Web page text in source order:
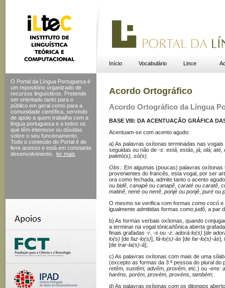
Início Vocabulário Lince
O Portal da Língua Portuguesa é
um repositório organizado de
recursos linguísticos. Pretende
ser orientado tanto para o
público em geral como para a
comunidade científica, servindo
de apoio a quem trabalha com a
língua portuguesa e a todos os
que têm interesse ou dúvidas
sobre o seu funcionamento.
Todo o conteúdo do Portal é de
livre acesso e está em constante
desenvolvimento.
ler mais
Acordo Ortográfico
Acordo Ortográfico da Língua
BASE VIII: DA ACENTUAÇÃO GRÁFICA
Acentuam-se com acento agudo:
a) As palavras oxítonas terminadas nas
seguidas ou não de -s: está, estás, já, olá;
paletó(s), só(s)
Obs .: Em algumas (poucas) palavras
provenientes do francês, esta vogal, por ser
ora como fechada, admite tanto o acento
ou bidê canapé ou canapê caraté ou caratê
matinê nené ou nenê ponjé ou ponjê puré ou
O mesmo se verifica com formas como cocó e
igualmente admitidas formas como judô , a par
b) As formas verbais oxítonas, quando
a terminar na vogal tónica/tônica aberta
finais grafadas -r -s ou -z: adorá-lo(s) [de
lo(s) [de faz-lo(s)], fá-lo(s)-ás [de far-lo(s)-ás],
[de trar-la(s)-á];
c) As palavras oxítonas com mais de uma
(excepto as formas da 3.ª pessoa do plural
retêm, sustêm; advêm, provêm , etc.) ou -ens:
haréns, porém, provém, provéns, também;
d) As palavras oxítonas com os ditongos